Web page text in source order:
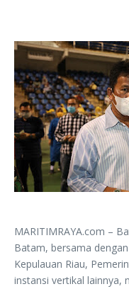
MARITIMRAYA.com –
Batam, bersama
Kepulauan Riau,
instansi vertikal lainnya,